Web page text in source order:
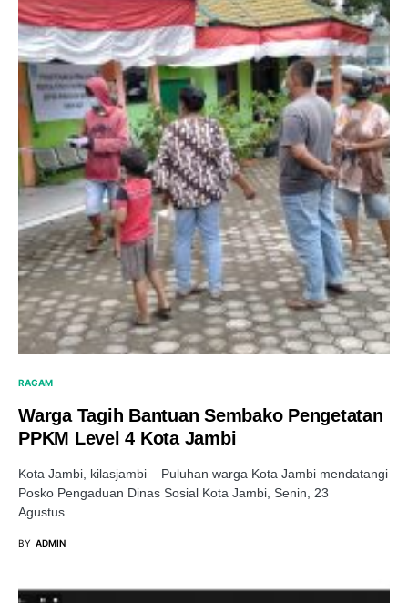
RAGAM
Warga Tagih Bantuan Sembako Pengetatan
PPKM Level 4 Kota Jambi
Kota Jambi, kilasjambi – Puluhan warga Kota Jambi mendatangi
Posko Pengaduan Dinas Sosial Kota Jambi, Senin, 23
Agustus…
BY ADMIN